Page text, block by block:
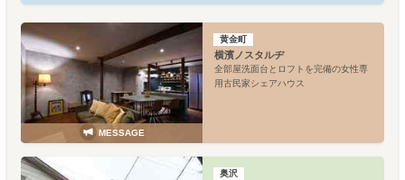
MESSAGE
黄金町
横濱ノスタルヂ
全部屋洗面台とロフトを完備の女性専
用古民家シェアハウス
奥沢